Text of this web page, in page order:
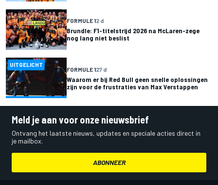
FORMULE 12 d
Brundle: F1-titelstrijd 2026 na McLaren-zege
nog lang niet beslist
UITGELICHT
FORMULE 127 d
Waarom er bij Red Bull geen snelle oplossingen
zijn voor de frustraties van Max Verstappen
Meld je aan voor onze nieuwsbrief
Ontvang het laatste nieuws, updates en speciale acties direct in
je mailbox.
ABONNEER